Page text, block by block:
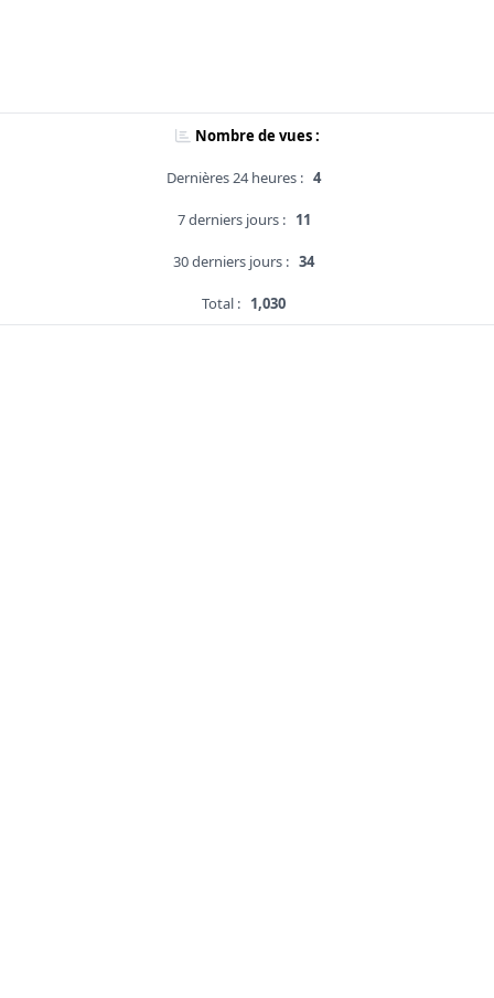
Nombre de vues :
Dernières 24 heures : 4
7 derniers jours : 11
30 derniers jours : 34
Total : 1,030